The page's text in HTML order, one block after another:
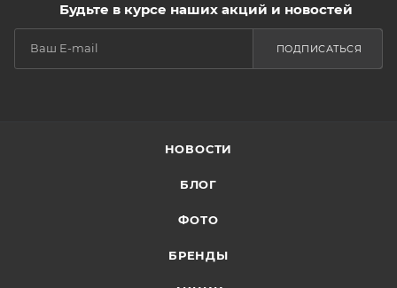
Будьте в курсе наших акций и новостей
ПОДПИСАТЬСЯ
НОВОСТИ
БЛОГ
ФОТО
БРЕНДЫ